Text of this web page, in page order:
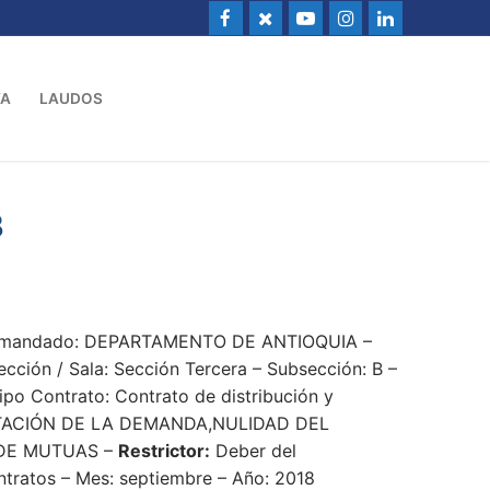
LAUDOS
DEPARTAMENTO DE ANTIOQUIA –
/ Sala: Sección Tercera – Subsección: B –
Contrato: Contrato de distribución y
DE LA DEMANDA,NULIDAD DEL
MUTUAS – Restrictor: Deber del
– Mes: septiembre – Año: 2018